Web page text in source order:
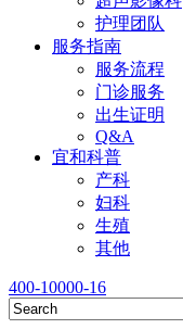
护理团队
服务指南
服务流程
门诊服务
出生证明
Q&A
宜和科普
产科
妇科
生殖
其他
400-10000-16